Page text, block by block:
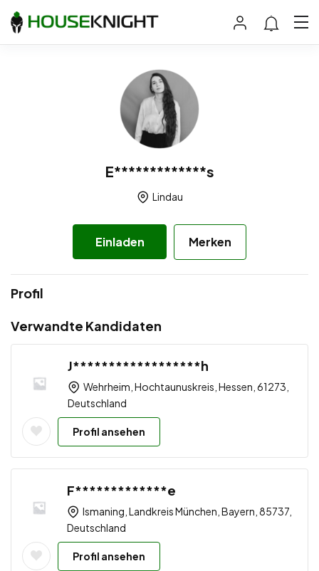
E*************s
Lindau
Einladen Merken
Profil
Verwandte Kandidaten
J******************h
Wehrheim, Hochtaunuskreis, Hessen, 61273,
Deutschland
Profil ansehen
F*************e
Ismaning, Landkreis München, Bayern, 85737,
Deutschland
Profil ansehen